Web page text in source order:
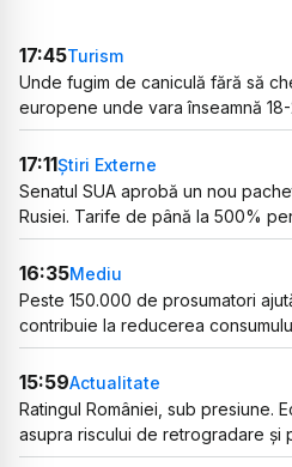
17:45Turism
Unde fugim de caniculă fără să
europene unde vara înseamnă
17:11Știri Externe
Senatul SUA aprobă un nou
Rusiei. Tarife de până la 500%
16:35Mediu
Peste 150.000 de prosumatori
contribuie la reducerea
15:59Actualitate
Ratingul României, sub presiune.
asupra riscului de retrogradare și